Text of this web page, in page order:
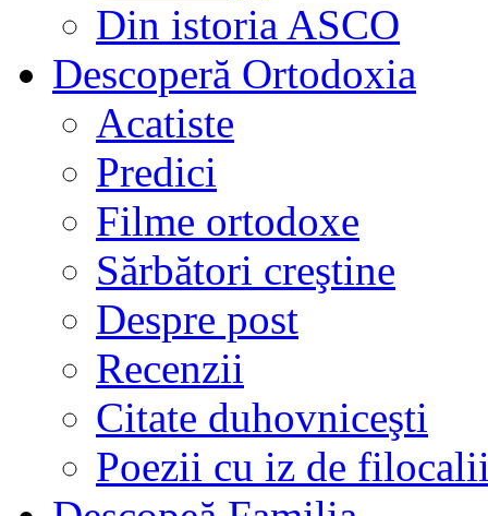
Din istoria ASCO
Descoperă Ortodoxia
Acatiste
Predici
Filme ortodoxe
Sărbători creştine
Despre post
Recenzii
Citate duhovniceşti
Poezii cu iz de